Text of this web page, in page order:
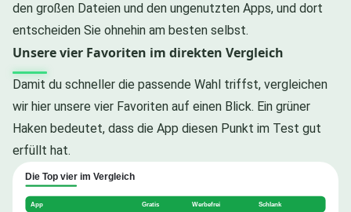
den großen Dateien und den ungenutzten Apps, und dort
entscheiden Sie ohnehin am besten selbst.
Unsere vier Favoriten im direkten Vergleich
Damit du schneller die passende Wahl triffst, vergleichen
wir hier unsere vier Favoriten auf einen Blick. Ein grüner
Haken bedeutet, dass die App diesen Punkt im Test gut
erfüllt hat.